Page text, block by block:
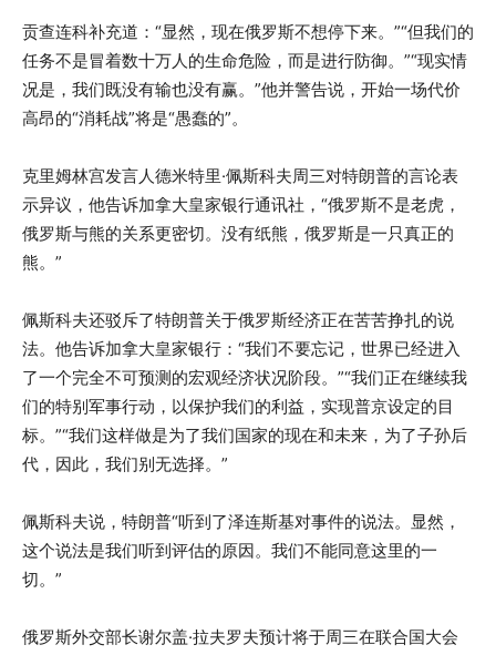
贡查连科补充道：“显然，现在俄罗斯不想停下来。”“但我们的
任务不是冒着数十万人的生命危险，而是进行防御。”“现实情
况是，我们既没有输也没有赢。”他并警告说，开始一场代价
高昂的“消耗战”将是“愚蠢的”。
克里姆林宫发言人德米特里·佩斯科夫周三对特朗普的言论表
示异议，他告诉加拿大皇家银行通讯社，“俄罗斯不是老虎，
俄罗斯与熊的关系更密切。没有纸熊，俄罗斯是一只真正的
熊。”
佩斯科夫还驳斥了特朗普关于俄罗斯经济正在苦苦挣扎的说
法。他告诉加拿大皇家银行：“我们不要忘记，世界已经进入
了一个完全不可预测的宏观经济状况阶段。”“我们正在继续我
们的特别军事行动，以保护我们的利益，实现普京设定的目
标。”“我们这样做是为了我们国家的现在和未来，为了子孙后
代，因此，我们别无选择。”
佩斯科夫说，特朗普“听到了泽连斯基对事件的说法。显然，
这个说法是我们听到评估的原因。我们不能同意这里的一
切。”
俄罗斯外交部长谢尔盖·拉夫罗夫预计将于周三在联合国大会